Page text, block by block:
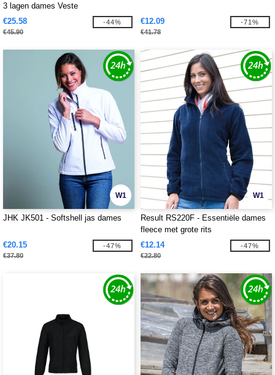
3 lagen dames Veste
€25.58
€45.90
-44% €12.09
€41.78
-71%
W1
JHK JK501 - Softshell jas dames
€20.15
€37.80
-47%
W1
Result RS220F - Essentiële dames
fleece met grote rits
€12.14
€22.80
-47%